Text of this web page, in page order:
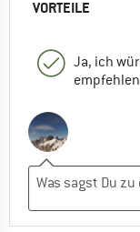
VORTEILE
Ja, ich
empfehlen